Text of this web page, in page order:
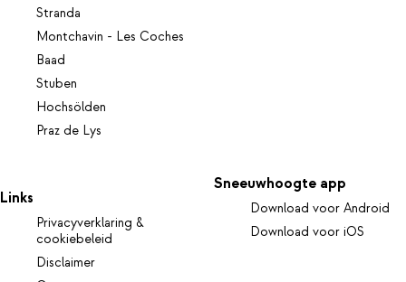
Stranda
Montchavin - Les Coches
Baad
Stuben
Hochsölden
Praz de Lys
Links
Privacyverklaring &
cookiebeleid
Disclaimer
Sneeuwhoogte app
Download voor Android
Download voor iOS